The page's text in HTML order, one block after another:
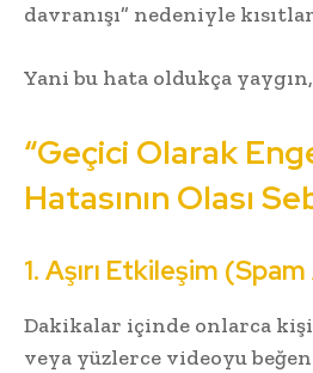
davranışı” nedeniyle
Yani bu hata oldukça
“Geçici Olarak
Hatasının Olası
1. Aşırı Etkileşim
Dakikalar içinde onlarca
veya yüzlerce videoyu